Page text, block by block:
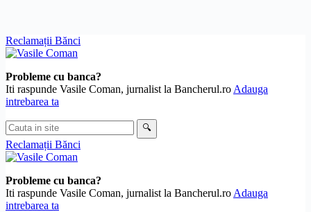
Skip
to
Reclamații Bănci
Probleme cu banca?
Iti raspunde Vasile Coman, jurnalist la Bancherul.ro Adauga
intrebarea ta
Cauta
in
site
🔍
Reclamații Bănci
Probleme cu banca?
Iti raspunde Vasile Coman, jurnalist la Bancherul.ro Adauga
intrebarea ta